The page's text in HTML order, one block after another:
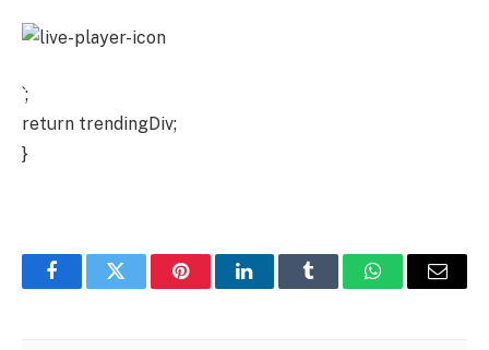
`;
return trendingDiv;
}
FacebookTwitter PinterestLinkedInTumblr WhatsAppEmail